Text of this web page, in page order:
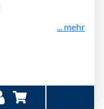
... mehr